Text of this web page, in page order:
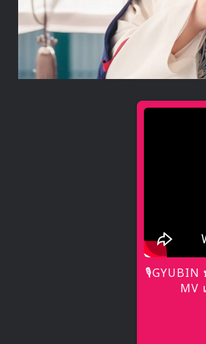
🎙GYUBIN
MV